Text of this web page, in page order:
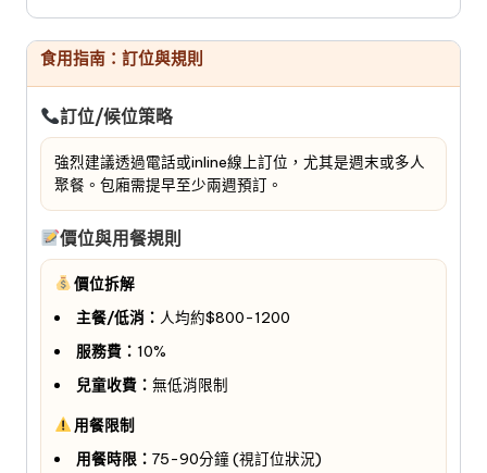
食用指南：訂位與規則
訂位/候位策略
強烈建議透過電話或inline線上訂位，尤其是週末或多人
聚餐。包廂需提早至少兩週預訂。
價位與用餐規則
價位拆解
主餐/低消： 人均約$800-1200
服務費： 10%
兒童收費： 無低消限制
用餐限制
用餐時限： 75-90分鐘 (視訂位狀況)